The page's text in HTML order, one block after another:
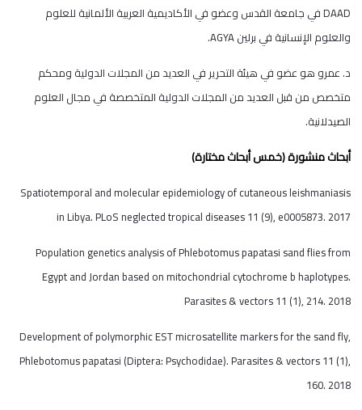
DAAD في جامعة القدس وعضو في الأكاديمية العربية الألمانية للعلوم
والعلوم الإنسانية في برلين AGYA.
د. عمرو هو عضو في هيئة التحرير في العديد من المجلات الدولية ومحكم
متخصص من قبل العديد من المجلات الدولية المتخصصة في مجال العلوم
الصيدلانية.
أبحاث منشورة (خمس أبحاث مختارة)
Spatiotemporal and molecular epidemiology of cutaneous leishmaniasis
in Libya. PLoS neglected tropical diseases 11 (9), e0005873. 2017
Population genetics analysis of Phlebotomus papatasi sand flies from
Egypt and Jordan based on mitochondrial cytochrome b haplotypes.
Parasites & vectors 11 (1), 214. 2018
Development of polymorphic EST microsatellite markers for the sand fly,
Phlebotomus papatasi (Diptera: Psychodidae). Parasites & vectors 11 (1),
160. 2018